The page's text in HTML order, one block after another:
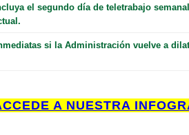
el segundo día de teletrabajo
si la Administración vuelve a
A NUESTRA